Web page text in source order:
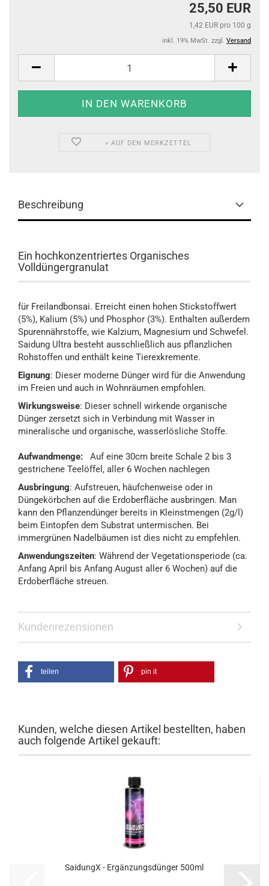
25,50 EUR
1,42 EUR pro 100 g
inkl. 19% MwSt. zzgl. Versand
» AUF DEN MERKZETTEL
Beschreibung
Ein hochkonzentriertes Organisches
Volldüngergranulat
für Freilandbonsai. Erreicht einen hohen Stickstoffwert
(5%), Kalium (5%) und Phosphor (3%). Enthalten außerdem
Spurennährstoffe, wie Kalzium, Magnesium und Schwefel.
Saidung Ultra besteht ausschließlich aus pflanzlichen
Rohstoffen und enthält keine Tierexkremente.
Eignung: Dieser moderne Dünger wird für die Anwendung
im Freien und auch in Wohnräumen empfohlen.
Wirkungsweise: Dieser schnell wirkende organische
Dünger zersetzt sich in Verbindung mit Wasser in
mineralische und organische, wasserlösliche Stoffe.
Aufwandmenge: Auf eine 30cm breite Schale 2 bis 3
gestrichene Teelöffel, aller 6 Wochen nachlegen
Ausbringung: Aufstreuen, häufchenweise oder in
Düngekörbchen auf die Erdoberfläche ausbringen. Man
kann den Pflanzendünger bereits in Kleinstmengen (2g/l)
beim Eintopfen dem Substrat untermischen. Bei
immergrünen Nadelbäumen ist dies nicht zu empfehlen.
Anwendungszeiten: Während der Vegetationsperiode (ca.
Anfang April bis Anfang August aller 6 Wochen) auf die
Erdoberfläche streuen.
Kundenrezensionen
teilen pin it
Kunden, welche diesen Artikel bestellten, haben
auch folgende Artikel gekauft:
Sai­dun­gX - Er­gän­zungs­dün­ger 500ml